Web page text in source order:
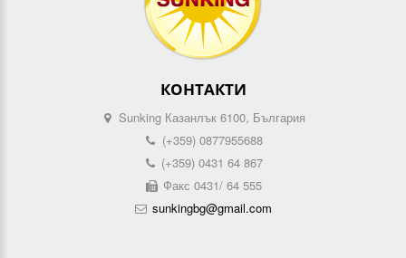
КОНТАКТИ
Sunking Казанлък 6100, България
(+359) 0877955688
(+359) 0431 64 867
Факс 0431/ 64 555
sunkingbg@gmail.com